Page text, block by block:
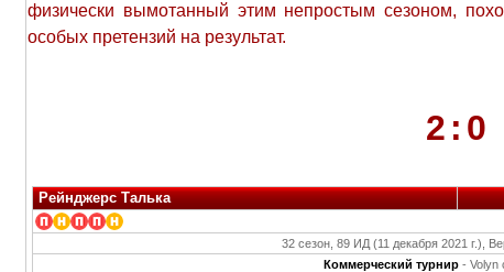
физически вымотанный этим непростым сезоном,
особых претензий на результат.
2 : 0
Рейнджерс Талька
32 сезон, 89 ИД (11 декабря 2021 г.),
Коммерческий турнир- Volyn